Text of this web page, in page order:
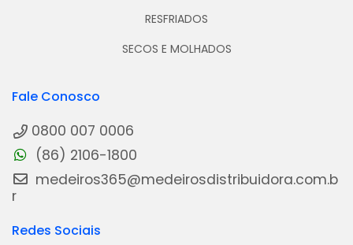
RESFRIADOS
SECOS E MOLHADOS
Fale Conosco
0800 007 0006
(86) 2106-1800
medeiros365@medeirosdistribuidora.com.b
r
Redes Sociais